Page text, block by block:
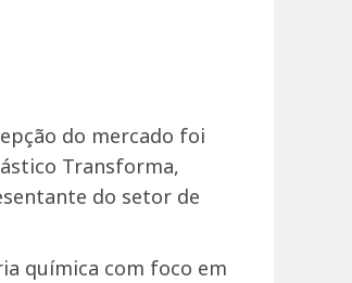
do mercado foi
Transforma,
do setor de
química com foco em